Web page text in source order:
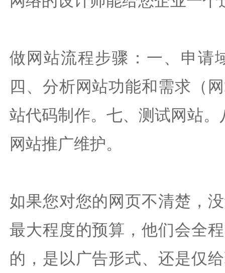
做网站流程步骤： 一、申请
四、分析网站功能和需求（
站代码制作。七、测试网站
网站推广维护。
如果您对您的网页不清楚，
最大程度的预算，他们会全
的，是以广告形式、还是仅